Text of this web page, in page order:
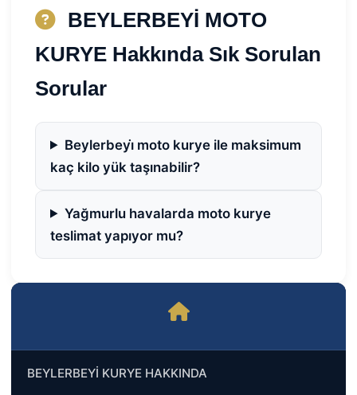
BEYLERBEYİ KURYE HAKKINDA
BEYLERBEYİ MOTO
KURYE Hakkında Sık Sorulan
Sorular
Beylerbeyi̇ moto kurye ile maksimum
kaç kilo yük taşınabilir?
Yağmurlu havalarda moto kurye
teslimat yapıyor mu?